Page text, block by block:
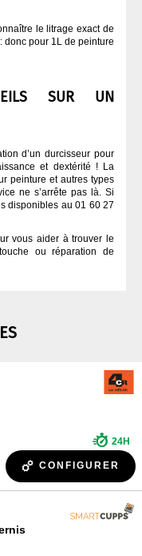
le litrage exact de
donc pour 1L de peinture
SUR UN
d’un durcisseur pour
et dextérité ! La
peinture et autres types
ne s’arrête pas là. Si
disponibles au 01 60 27
vous aider à trouver le
ou réparation de
24H
CONFIGURER